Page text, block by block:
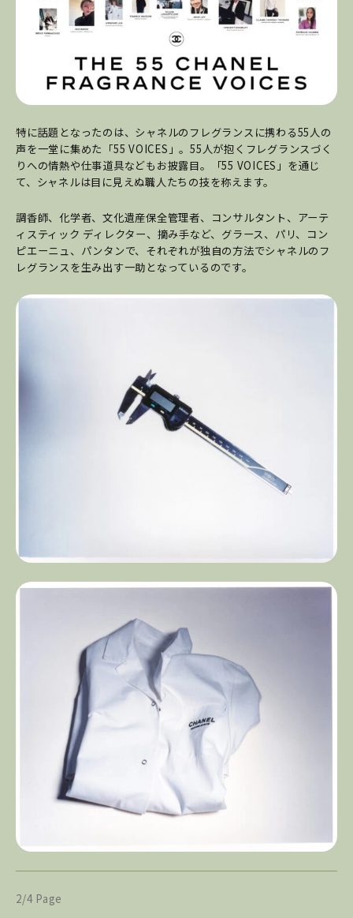
特に話題となったのは、シャネルのフレグランスに携わる55人の
声を一堂に集めた「55 VOICES」。55人が抱くフレグランスづく
りへの情熱や仕事道具などもお披露目。「55 VOICES」を通じ
て、シャネルは目に見えぬ職人たちの技を称えます。
調香師、化学者、文化遺産保全管理者、コンサルタント、アーテ
ィスティック ディレクター、摘み手など、グラース、パリ、コン
ピエーニュ、パンタンで、それぞれが独自の方法でシャネルのフ
レグランスを生み出す一助となっているのです。
2/4 Page